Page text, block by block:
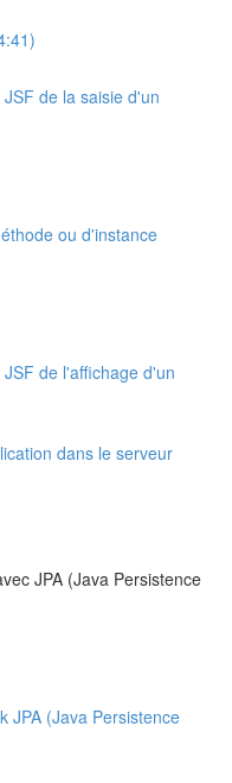
de la saisie d'un
ou d'instance
de l'affichage d'un
dans le serveur
JPA (Java Persistence
JPA (Java Persistence